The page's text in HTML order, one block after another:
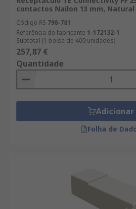
contactos Nailon 13 mm, Natural
Código RS 798-781
Referência do fabricante 1-172132-1
Subtotal (1 bolsa de 400 unidades)
257,87 €
Quantidade
Adicionar
Folha de